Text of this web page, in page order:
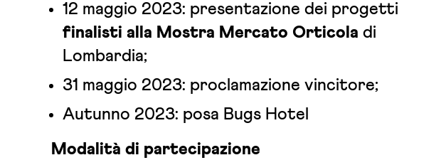
12 maggio 2023: presentazione dei progetti
finalisti alla Mostra Mercato Orticola di
Lombardia;
31 maggio 2023: proclamazione vincitore;
Autunno 2023: posa Bugs Hotel
Modalità di partecipazione